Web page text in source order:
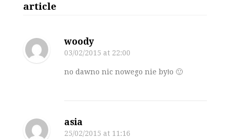
article
woody
03/02/2015 at 22:00
no dawno nic nowego nie było 🙂
asia
25/02/2015 at 11:16